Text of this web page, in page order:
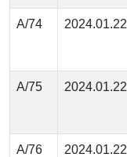
А/74 2024.01.22
А/75 2024.01.22
А/76 2024.01.22